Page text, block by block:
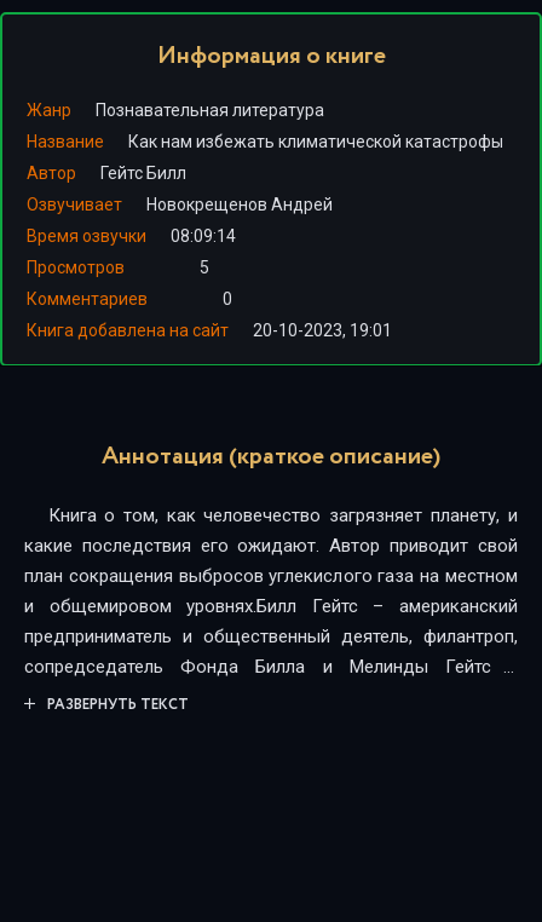
Информация о книге
Жанр
Познавательная литература
Название
Как нам избежать климатической катастрофы
Автор
Гейтс Билл
Озвучивает
Новокрещенов Андрей
Время озвучки
08:09:14
Просмотров
5
Комментариев
0
Книга добавлена на сайт
20-10-2023, 19:01
Аннотация (краткое описание)
Книга о том, как человечество загрязняет планету, и
какие последствия его ожидают. Автор приводит свой
план сокращения выбросов углекислого газа на местном
и общемировом уровнях.Билл Гейтс – американский
предприниматель и общественный деятель, филантроп,
сопредседатель Фонда Билла и Мелинды Гейтс и
основатель компании Breakthrough Energy.В 1975 году
РАЗВЕРНУТЬ ТЕКСТ